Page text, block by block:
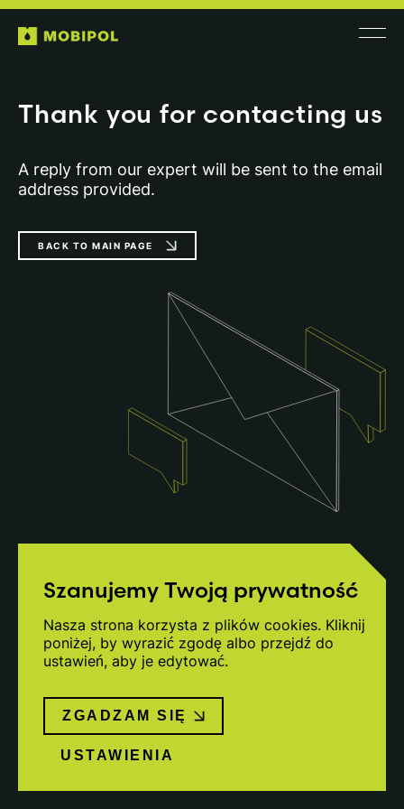
Thank you for contacting us
A reply from our expert will be sent to the email
address provided.
BACK TO MAIN PAGE
Szanujemy Twoją prywatność
Nasza strona korzysta z plików cookies. Kliknij
poniżej, by wyrazić zgodę albo przejdź do
ustawień, aby je edytować.
ZGADZAM SIĘ
USTAWIENIA